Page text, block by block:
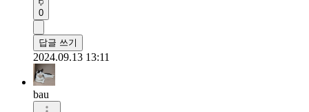
0
답글 쓰기
2024.09.13 13:11
bau